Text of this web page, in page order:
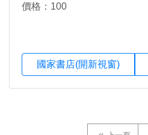
價格：100
國家書店(開新視窗)